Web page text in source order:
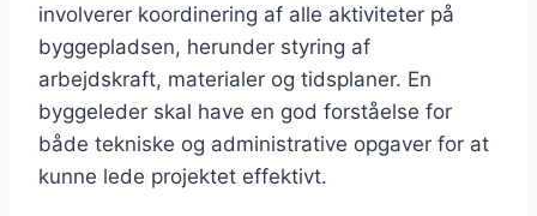
involverer koordinering af alle aktiviteter på
byggepladsen, herunder styring af
arbejdskraft, materialer og tidsplaner. En
byggeleder skal have en god forståelse for
både tekniske og administrative opgaver for at
kunne lede projektet effektivt.